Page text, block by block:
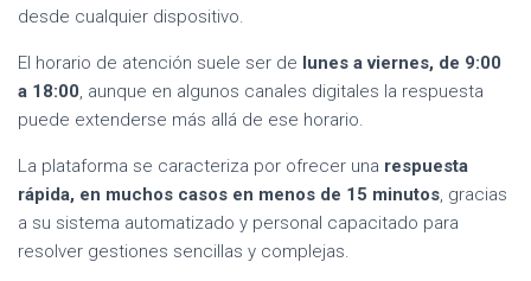
desde cualquier dispositivo.
El horario de atención suele ser de lunes a viernes, de 9:00
a 18:00, aunque en algunos canales digitales la respuesta
puede extenderse más allá de ese horario.
La plataforma se caracteriza por ofrecer una respuesta
rápida, en muchos casos en menos de 15 minutos, gracias
a su sistema automatizado y personal capacitado para
resolver gestiones sencillas y complejas.